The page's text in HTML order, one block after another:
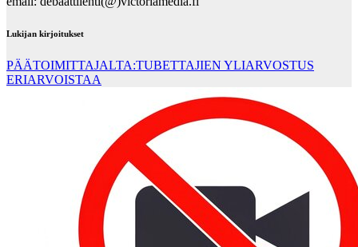
Lukijan kirjoitukset
PÄÄTOIMITTAJALTA:TUBETTAJIEN YLIARVOSTUS
ERIARVOISTAA